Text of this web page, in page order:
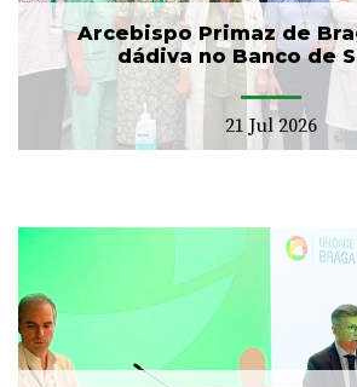
Arcebispo Primaz de
dádiva no Banco de
21 Jul 2026